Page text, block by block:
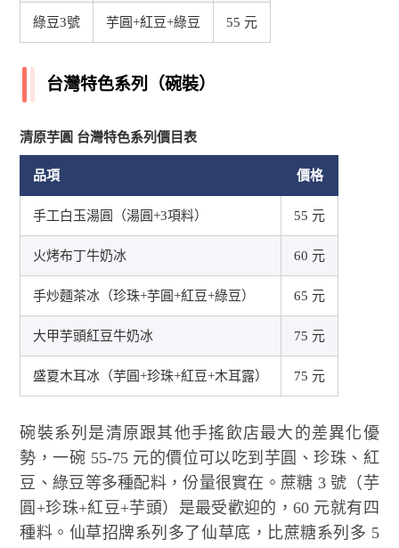
綠豆3號 芋圓+紅豆+綠豆 55 元
台灣特色系列（碗裝）
清原芋圓 台灣特色系列價目表
品項 價格
手工白玉湯圓（湯圓+3項料） 55 元
火烤布丁牛奶冰 60 元
手炒麵茶冰（珍珠+芋圓+紅豆+綠豆） 65 元
大甲芋頭紅豆牛奶冰 75 元
盛夏木耳冰（芋圓+珍珠+紅豆+木耳露） 75 元
碗裝系列是清原跟其他手搖飲店最大的差異化優
勢，一碗 55-75 元的價位可以吃到芋圓、珍珠、紅
豆、綠豆等多種配料，份量很實在。蔗糖 3 號（芋
圓+珍珠+紅豆+芋頭）是最受歡迎的，60 元就有四
種料。仙草招牌系列多了仙草底，比蔗糖系列多 5